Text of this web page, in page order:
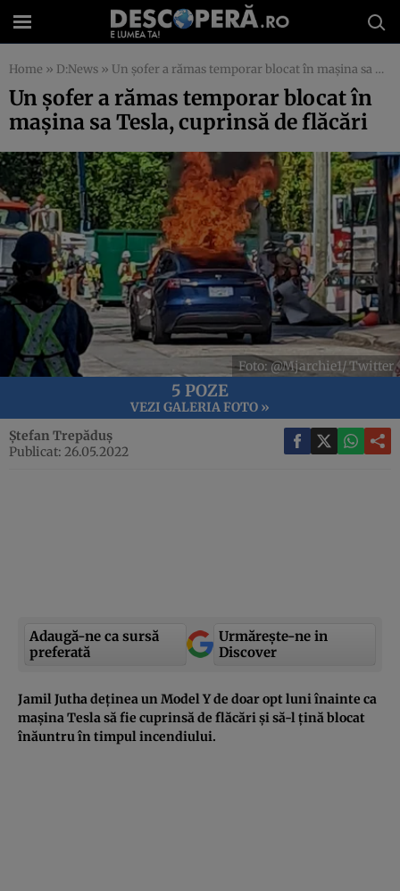
Home » D:News » Un șofer a rămas temporar blocat în mașina sa Tesla, cuprinsă de flăcări
Un șofer a rămas temporar blocat în
mașina sa Tesla, cuprinsă de flăcări
Foto: @Mjarchie1/ Twitter
5 POZE
VEZI GALERIA FOTO »
Ștefan Trepăduș
Publicat: 26.05.2022
Adaugă-ne ca sursă
preferată
Urmărește-ne in
Discover
Jamil Jutha deținea un Model Y de doar opt luni înainte ca
mașina Tesla să fie cuprinsă de flăcări și să-l țină blocat
înăuntru în timpul incendiului.